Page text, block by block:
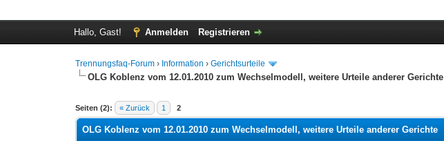
Hallo, Gast! Anmelden Registrieren
Trennungsfaq-Forum › Information ›Gerichtsurteile
OLG Koblenz vom 12.01.2010 zum Wechselmodell, weitere Urteile anderer Gerichte
Seiten (2): « Zurück 1 2
0 Bewertung(en) - 0 im Durchschnitt
1
2
3
4
5
OLG Koblenz vom 12.01.2010 zum Wechselmodell, weitere Urteile anderer Gerichte